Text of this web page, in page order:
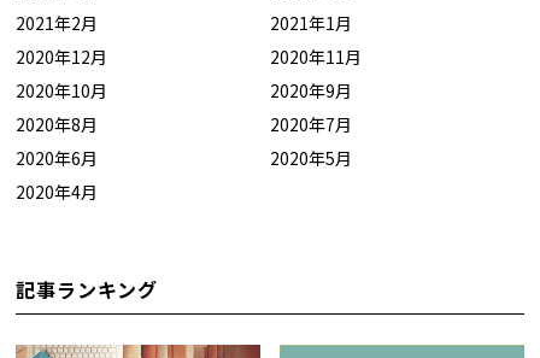
2021年2月
2021年1月
2020年12月
2020年11月
2020年10月
2020年9月
2020年8月
2020年7月
2020年6月
2020年5月
2020年4月
記事ランキング